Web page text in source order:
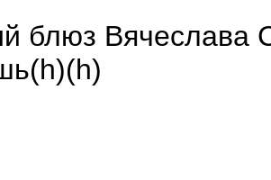
блюз Вячеслава